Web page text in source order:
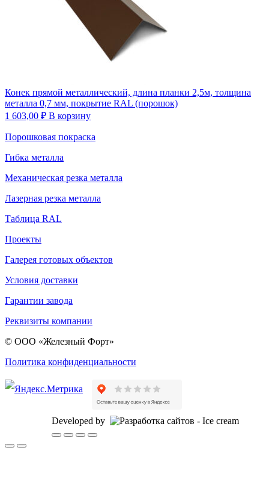
Конек прямой металлический, длина планки 2,5м, толщина
металла 0,7 мм, покрытие RAL (порошок)
1 603,00 ₽ В корзину
Порошковая покраска
Гибка металла
Механическая резка металла
Лазерная резка металла
Таблица RAL
Проекты
Галерея готовых объектов
Условия доставки
Гарантии завода
Реквизиты компании
© ООО «Железный Форт»
Политика конфиденциальности
Developed by